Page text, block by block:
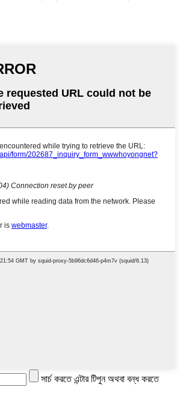
সার্চ করতে এন্টার টিপুন অথবা বন্ধ করতে